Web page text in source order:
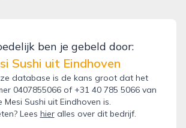
ben je gebeld door:
Sushi uit Eindhoven
database is de kans groot dat het
0407855066 of +31 40 785 5066 van
Mesi Sushi uit Eindhoven is.
Lees hieralles over dit bedrijf.